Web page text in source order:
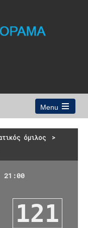
Menu
Open
main
menu
όμιλος
>
21:00
121